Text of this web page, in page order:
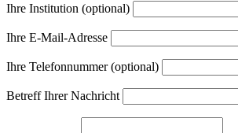
Ihre Institution (optional)
Ihre E-Mail-Adresse
Ihre Telefonnummer (optional)
Betreff Ihrer Nachricht